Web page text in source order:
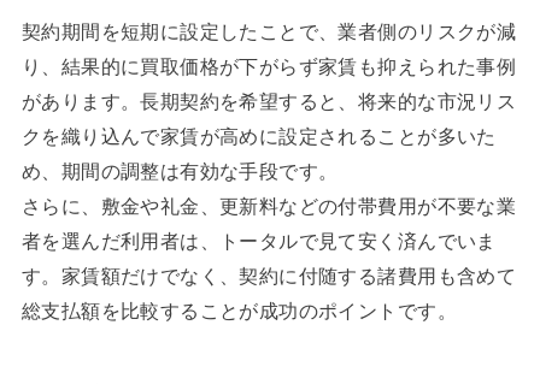
契約期間を短期に設定したことで、業者側のリスクが減
り、結果的に買取価格が下がらず家賃も抑えられた事例
があります。長期契約を希望すると、将来的な市況リス
クを織り込んで家賃が高めに設定されることが多いた
め、期間の調整は有効な手段です。
さらに、敷金や礼金、更新料などの付帯費用が不要な業
者を選んだ利用者は、トータルで見て安く済んでいま
す。家賃額だけでなく、契約に付随する諸費用も含めて
総支払額を比較することが成功のポイントです。